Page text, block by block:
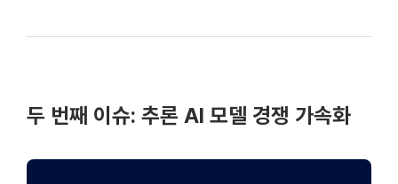
두 번째 이슈: 추론 AI 모델 경쟁 가속화